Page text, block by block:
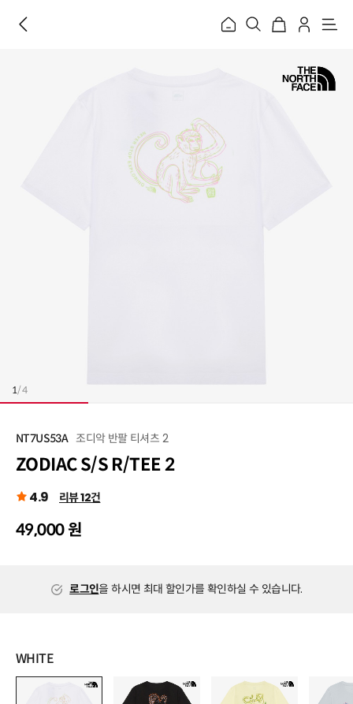
홈
메
1/4
NT7US53A 조디악 반팔 티셔츠 2
ZODIAC S/S R/TEE 2
4.9 리뷰 12건
49,000 원
로그인을 하시면 최대 할인가를 확인하실 수 있습니다.
WHITE